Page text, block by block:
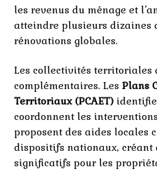
les revenus du ménage et
atteindre plusieurs dizaines
rénovations globales.
Les collectivités territoriales
complémentaires. Les Plans
Territoriaux (PCAET)
coordonnent les
proposent des aides locales
dispositifs nationaux, créant
significatifs pour les